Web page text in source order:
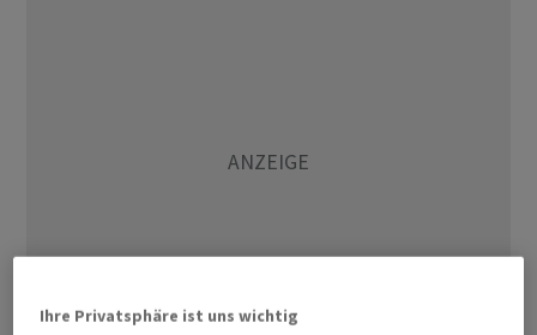
Ihre Privatsphäre ist uns wichtig